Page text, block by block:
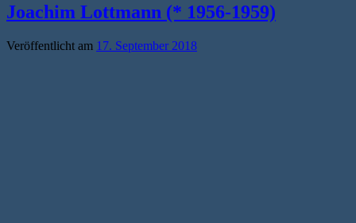
Joachim Lottmann (* 1956-1959)
Veröffentlicht am 17. September 2018